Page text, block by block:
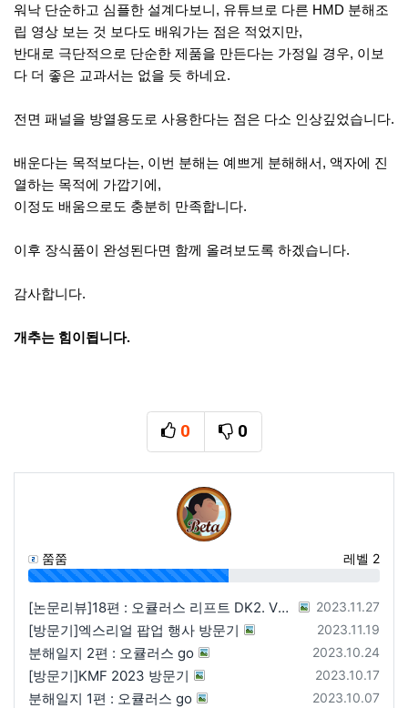
워낙 단순하고 심플한 설계다보니, 유튜브로 다른 HMD 분해조
립 영상 보는 것 보다도 배워가는 점은 적었지만,
반대로 극단적으로 단순한 제품을 만든다는 가정일 경우, 이보
다 더 좋은 교과서는 없을 듯 하네요.
전면 패널을 방열용도로 사용한다는 점은 다소 인상깊었습니다.
배운다는 목적보다는, 이번 분해는 예쁘게 분해해서, 액자에 진
열하는 목적에 가깝기에,
이정도 배움으로도 충분히 만족합니다.
이후 장식품이 완성된다면 함께 올려보도록 하겠습니다.
감사합니다.
개추는 힘이됩니다.
0
추천
0
비추천
쭘쭘 레벨 2
57%
등록일
2023.11.27
[논문리뷰]18편 : 오큘러스 리프트 DK2. VR의 태동
등록일
2023.11.19
[방문기]엑스리얼 팝업 행사 방문기
등록일
2023.10.24
분해일지 2편 : 오큘러스 go
등록일
2023.10.17
[방문기]KMF 2023 방문기
등록일
2023.10.07
분해일지 1편 : 오큘러스 go